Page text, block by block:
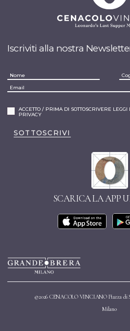
Iscriviti alla nostra
ACCETTO / PRIMA DI SOTTOSCRIVERE
PRIVACY
SOTTOSCRIVI
SCARICA LA APP
©2026 CENACOLO VINCIANO Piazza di
Milano